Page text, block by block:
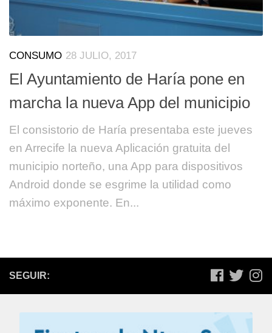
CONSUMO 28 JULIO, 2017
El Ayuntamiento de Haría pone en
marcha la nueva App del municipio
El consistorio de Haría presentaba este jueves
en Arrecife la nueva Aplicación gratuita del
municipio norteño, una App para dispositivos
Android donde se esgrime la utilidad como
máximo exponente. En...
SEGUIR: